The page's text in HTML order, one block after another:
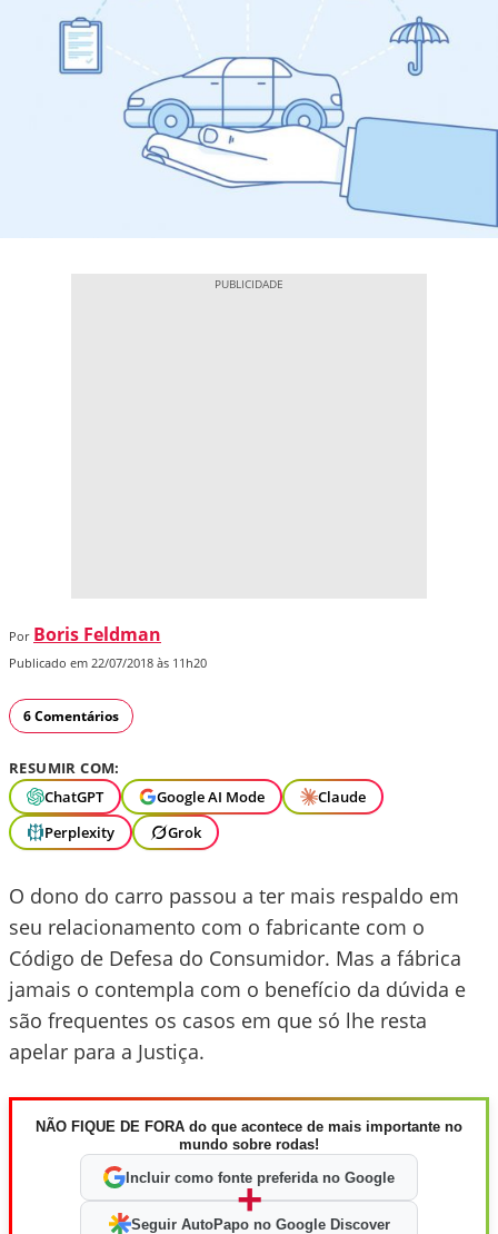
Por Boris Feldman
Publicado em 22/07/2018 às 11h20
6 Comentários
RESUMIR COM:
ChatGPT
Google AI Mode
Claude
Perplexity
Grok
O dono do carro passou a ter mais respaldo em
seu relacionamento com o fabricante com o
Código de Defesa do Consumidor. Mas a fábrica
jamais o contempla com o benefício da dúvida e
são frequentes os casos em que só lhe resta
apelar para a Justiça.
NÃO FIQUE DE FORA do que acontece de mais importante no
mundo sobre rodas!
Incluir como fonte preferida no Google
+
Seguir AutoPapo no Google Discover